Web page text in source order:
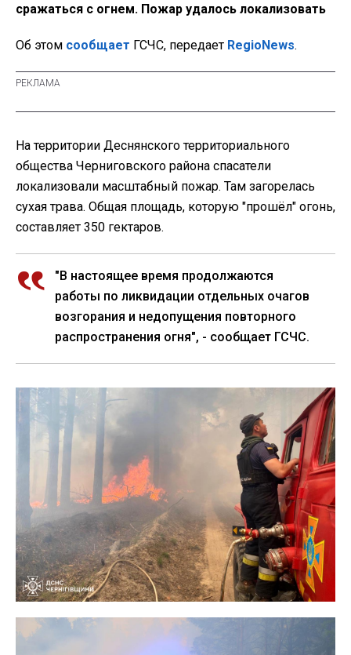
сражаться с огнем. Пожар удалось локализовать
Об этом сообщает ГСЧС, передает RegioNews.
На территории Деснянского территориального
общества Черниговского района спасатели
локализовали масштабный пожар. Там загорелась
сухая трава. Общая площадь, которую "прошёл" огонь,
составляет 350 гектаров.
"В настоящее время продолжаются
работы по ликвидации отдельных очагов
возгорания и недопущения повторного
распространения огня", - сообщает ГСЧС.